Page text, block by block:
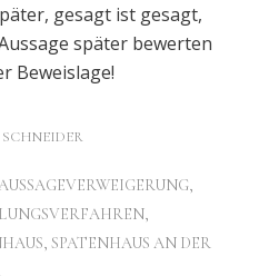
gesagt ist gesagt,
später bewerten
Beweislage!
,
,
, SPATENHAUS AN DER